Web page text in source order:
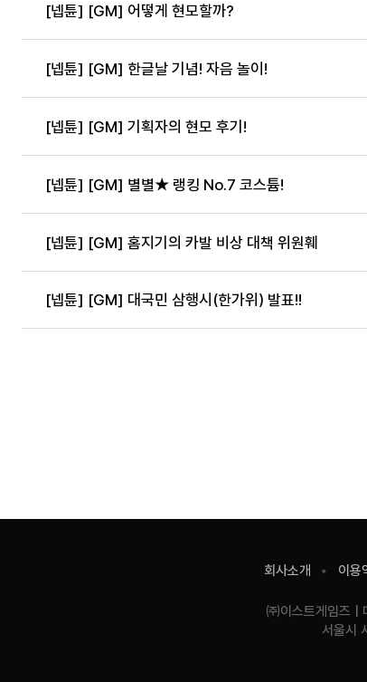
[넵튠] [GM] 어떻게 현모할까?
[넵튠] [GM] 한글날 기념! 자음 놀이!
[넵튠] [GM] 기획자의 현모 후기!
[넵튠] [GM] 별별★ 랭킹 No.7 코스튬!
[넵튠] [GM] 홈지기의 카발 비상 대책 위원훼
[넵튠] [GM] 대국민 삼행시(한가위) 발표!!
회사소개 이용
㈜이스트게임즈
서울시